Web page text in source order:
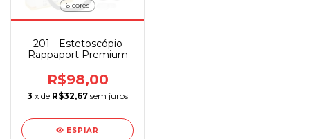
6 cores
201 - Estetoscópio
Rappaport Premium
R$98,00
3 x de R$32,67 sem juros
ESPIAR